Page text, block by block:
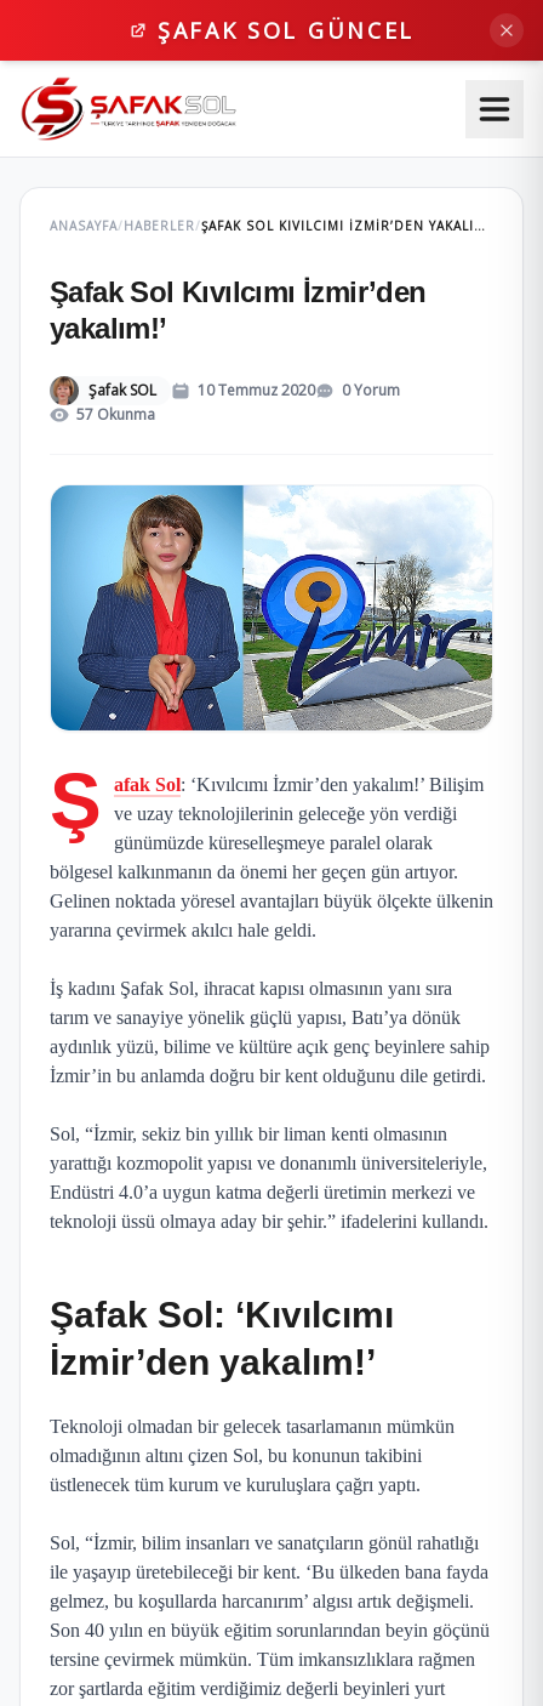
ŞAFAK SOL GÜNCEL
ANASAYFA/HABERLER/ ŞAFAK SOL KIVILCIMI İZMIR’DEN YAKALIM!’
Şafak Sol Kıvılcımı İzmir’den
yakalım!’
Şafak SOL 10 Temmuz 2020
0 Yorum
57 Okunma
Ş afak Sol: ‘Kıvılcımı İzmir’den yakalım!’ Bilişim
ve uzay teknolojilerinin geleceğe yön verdiği
günümüzde küreselleşmeye paralel olarak
bölgesel kalkınmanın da önemi her geçen gün artıyor.
Gelinen noktada yöresel avantajları büyük ölçekte ülkenin
yararına çevirmek akılcı hale geldi.
İş kadını Şafak Sol, ihracat kapısı olmasının yanı sıra
tarım ve sanayiye yönelik güçlü yapısı, Batı’ya dönük
aydınlık yüzü, bilime ve kültüre açık genç beyinlere sahip
İzmir’in bu anlamda doğru bir kent olduğunu dile getirdi.
Sol, “İzmir, sekiz bin yıllık bir liman kenti olmasının
yarattığı kozmopolit yapısı ve donanımlı üniversiteleriyle,
Endüstri 4.0’a uygun katma değerli üretimin merkezi ve
teknoloji üssü olmaya aday bir şehir.” ifadelerini kullandı.
Şafak Sol: ‘Kıvılcımı
İzmir’den yakalım!’
Teknoloji olmadan bir gelecek tasarlamanın mümkün
olmadığının altını çizen Sol, bu konunun takibini
üstlenecek tüm kurum ve kuruluşlara çağrı yaptı.
Sol, “İzmir, bilim insanları ve sanatçıların gönül rahatlığı
ile yaşayıp üretebileceği bir kent. ‘Bu ülkeden bana fayda
gelmez, bu koşullarda harcanırım’ algısı artık değişmeli.
Son 40 yılın en büyük eğitim sorunlarından beyin göçünü
tersine çevirmek mümkün. Tüm imkansızlıklara rağmen
zor şartlarda eğitim verdiğimiz değerli beyinleri yurt